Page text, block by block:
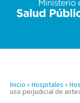
Inicio » Hospitales »
uso perjudicial de